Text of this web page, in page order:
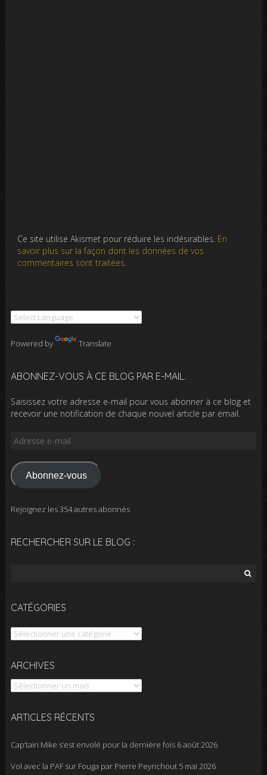
Ce site utilise Akismet pour réduire les indésirables. En
savoir plus sur la façon dont les données de vos
commentaires sont traitées.
Powered by Translate
ABONNEZ-VOUS À CE BLOG PAR E-MAIL.
Saisissez votre adresse e-mail pour vous abonner à ce blog et
recevoir une notification de chaque nouvel article par email.
Adresse
mail
Abonnez-vous
Rejoignez les 354 autres abonnés
RECHERCHER SUR LE BLOG :
CATÉGORIES
Catégories
ARCHIVES
Archives
ARTICLES RÉCENTS
Cap’tain Mike s’est envolé pour la dernière fois 6 août 2026
Vol avec la PAF sur Fouga par Pierre Peyrichout 5 mai 2026